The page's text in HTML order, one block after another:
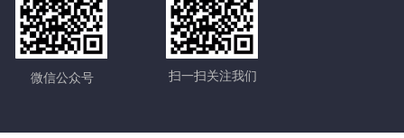
微信公众号 扫一扫关注我们